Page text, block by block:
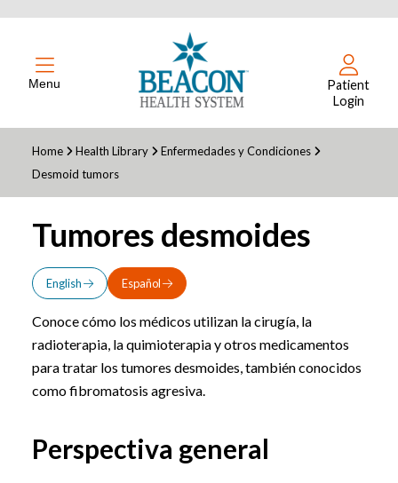
Menu
Patient
Login
Home Health Library
Enfermedades y Condiciones
Desmoid tumors
Tumores desmoides
English Español
Conoce cómo los médicos utilizan la cirugía, la
radioterapia, la quimioterapia y otros medicamentos
para tratar los tumores desmoides, también conocidos
como fibromatosis agresiva.
Perspectiva general